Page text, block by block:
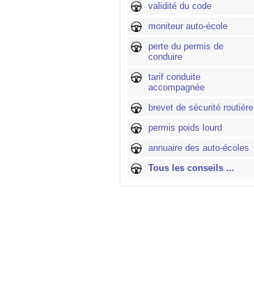
validité du code
moniteur auto-école
perte du permis de
conduire
tarif conduite
accompagnée
brevet de sécurité routière
permis poids lourd
annuaire des auto-écoles
Tous les conseils ...